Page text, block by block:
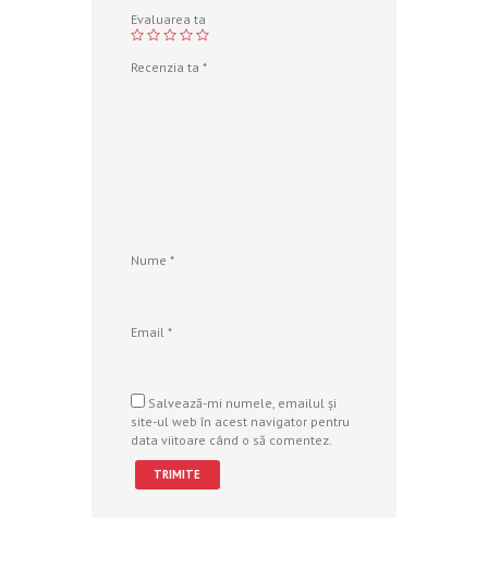
Evaluarea ta
Recenzia ta *
Nume *
Email *
Salvează-mi numele, emailul și
site-ul web în acest navigator pentru
data viitoare când o să comentez.